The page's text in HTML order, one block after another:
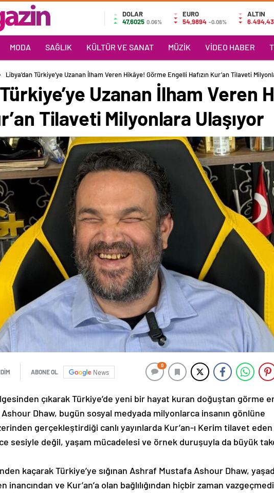
DOLAR
47,6025 0.06%
EURO
54,9894 -0.08%
ALTIN
6.494,43
MODA SAĞLIK KÜLTÜR VE SANAT MÜZIK VIDEO HABER
Libya’dan Türkiye’ye Uzanan İlham Veren Hikâye! Görme Engelli Hafızın Kur’an Tilaveti
Uzanan İlham Veren
Tilaveti Milyonlara Ulaşıyor
ABONE OL News
0
çıkarak Türkiye’de yeni bir hayat kuran doğuştan görme
Dhaw, bugün sosyal medyada milyonlarca insanın gönlüne
gerçekleştirdiği canlı yayınlarda Kur’an-ı Kerim tilavet
sesiyle değil, yaşam mücadelesi ve örnek duruşuyla da büyük
kaçarak Türkiye’ye sığınan Ashraf Mustafa Ashour Dhaw,
ve Kur’an’a olan bağlılığından hiçbir zaman